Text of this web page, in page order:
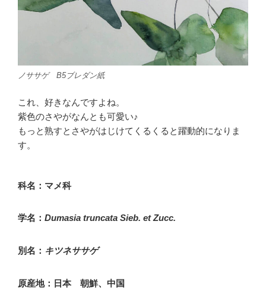
ノササゲ B5ブレダン紙
これ、好きなんですよね。
紫色のさやがなんとも可愛い♪
もっと熟すとさやがはじけてくるくると躍動的になりま
す。
科名：マメ科
学名： Dumasia truncata Sieb. et Zucc.
別名： キツネササゲ
原産地：日本 朝鮮、中国